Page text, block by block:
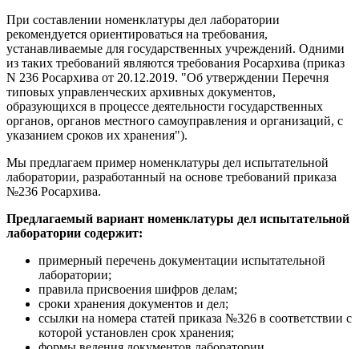
При составлении номенклатуры дел лаборатории
рекомендуется ориентироваться на требования,
устанавливаемые для государственных учреждений. Одними
из таких требований являются требования Росархива (приказ
N 236 Росархива от 20.12.2019. "Об утверждении Перечня
типовых управленческих архивных документов,
образующихся в процессе деятельности государственных
органов, органов местного самоуправления и организаций, с
указанием сроков их хранения").
Мы предлагаем пример номенклатуры дел испытательной
лаборатории, разработанный на основе требований приказа
№236 Росархива.
Предлагаемый вариант номенклатуры дел испытательной
лаборатории содержит:
примерный перечень документации испытательной
лаборатории;
правила присвоения шифров делам;
сроки хранения документов и дел;
ссылки на номера статей приказа №326 в соответствии с
которой установлен срок хранения;